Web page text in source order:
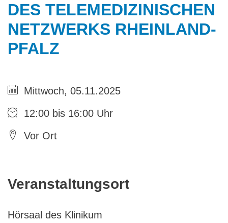
DES TELEMEDIZINISCHEN
NETZWERKS RHEINLAND-
PFALZ
Mittwoch, 05.11.2025
12:00 bis 16:00 Uhr
Vor Ort
Veranstaltungsort
Hörsaal des Klinikum